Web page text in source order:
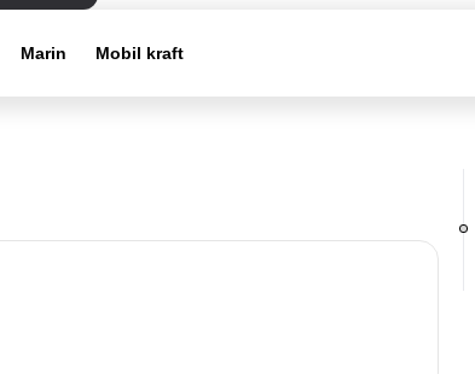
Marin Mobil kraft